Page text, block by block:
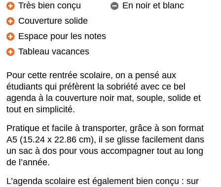
Très bien conçu
Couverture solide
Espace pour les notes
Tableau vacances
En noir et blanc
Pour cette rentrée scolaire, on a pensé aux
étudiants qui préfèrent la sobriété avec ce bel
agenda à la couverture noir mat, souple, solide et
tout en simplicité.
Pratique et facile à transporter, grâce à son format
A5 (15.24 x 22.86 cm), il se glisse facilement dans
un sac à dos pour vous accompagner tout au long
de l’année.
L’agenda scolaire est également bien conçu : sur